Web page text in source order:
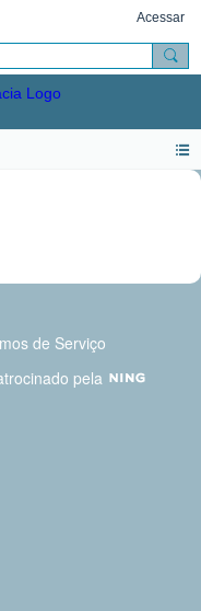
Acessar
de Serviço
pela